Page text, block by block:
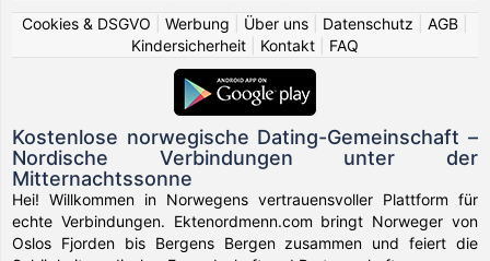
Cookies & DSGVO
Werbung Über uns Datenschutz AGB
Kindersicherheit
Kontakt FAQ
Kostenlose norwegische Dating-Gemeinschaft –
Nordische Verbindungen unter der
Mitternachtssonne
Hei! Willkommen in Norwegens vertrauensvoller Plattform für
echte Verbindungen. Ektenordmenn.com bringt Norweger von
Oslos Fjorden bis Bergens Bergen zusammen und feiert die